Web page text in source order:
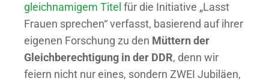
gleichnamigem Titel für die Initiative „Lasst
Frauen sprechen“ verfasst, basierend auf ihrer
eigenen Forschung zu den Müttern der
Gleichberechtigung in der DDR, denn wir
feiern nicht nur eines, sondern ZWEI Jubiläen,